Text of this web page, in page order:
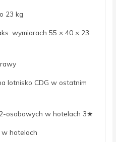
23 kg
wymiarach 55 × 40 × 23
lotnisko CDG w ostatnim
osobowych w hotelach 3★
hotelach